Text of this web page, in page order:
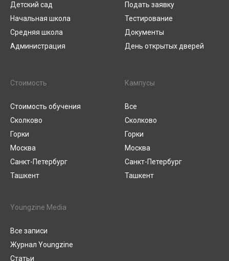
Детский сад
Начальная школа
Средняя школа
Администрация
Подать заявку
Тестирование
Документы
День открытых дверей
Стоимость
Стоимость обучения
Сколково
Горки
Москва
Санкт-Петербург
Ташкент
Кампусы
Все
Сколково
Горки
Москва
Санкт-Петербург
Ташкент
Youngzine Media
Все записи
Журнал Youngzine
Статьи